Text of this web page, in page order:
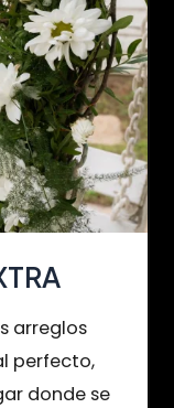
arreglos
perfecto,
donde se